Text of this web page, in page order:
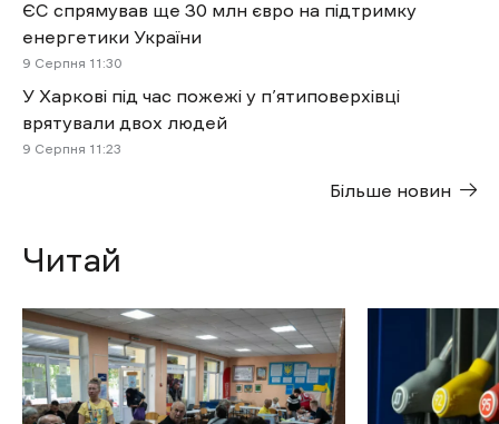
ЄС спрямував ще 30 млн євро на підтримку
енергетики України
9 Cерпня 11:30
У Харкові під час пожежі у п’ятиповерхівці
врятували двох людей
9 Cерпня 11:23
Більше новин
Читай